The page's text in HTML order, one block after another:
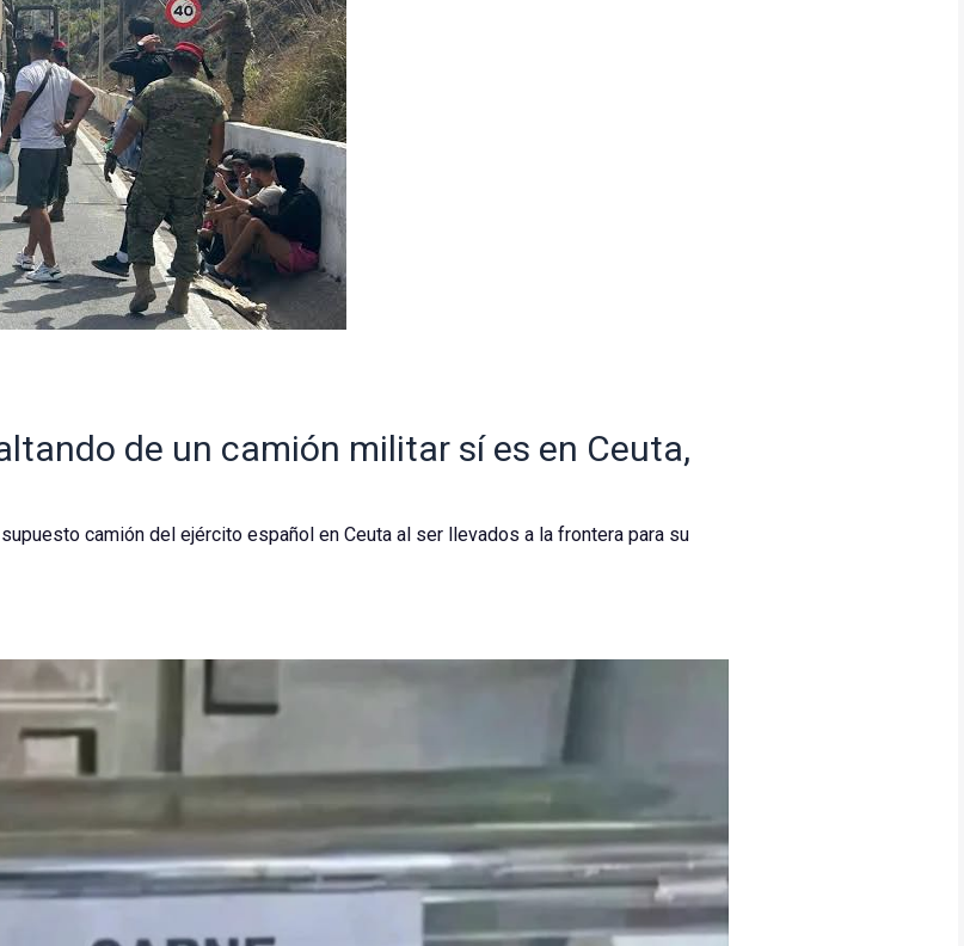
de un camión militar sí es en Ceuta,
camión del ejército español en Ceuta al ser llevados a la frontera para su